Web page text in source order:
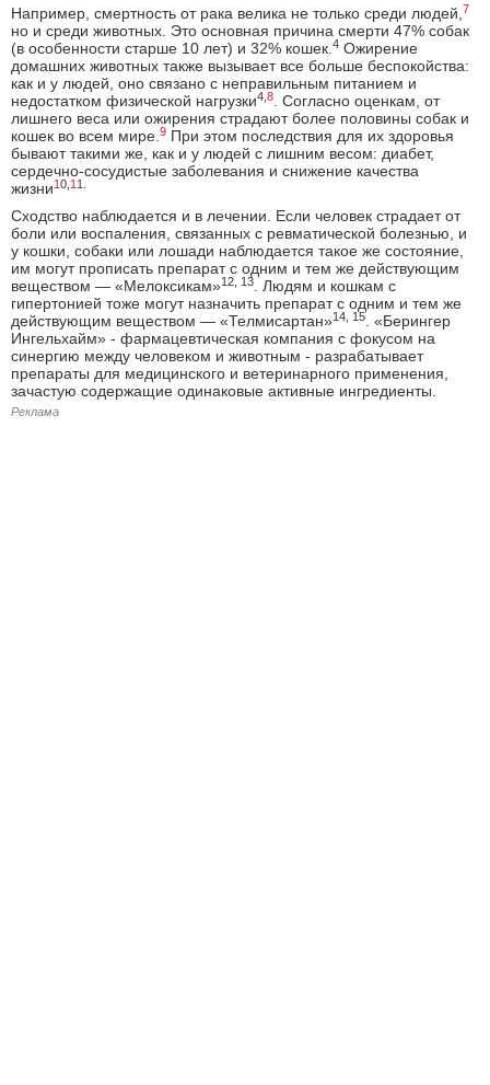
Например, смертность от рака велика не только среди людей, 7
но и среди животных. Это основная причина смерти 47% собак
(в особенности старше 10 лет) и 32% кошек. 4 Ожирение
домашних животных также вызывает все больше беспокойства:
как и у людей, оно связано с неправильным питанием и
недостатком физической нагрузки4 8
. Согласно оценкам, от
лишнего веса или ожирения страдают более половины собак и
кошек во всем мире. 9 При этом последствия для их здоровья
бывают такими же, как и у людей с лишним весом: диабет,
сердечно-сосудистые заболевания и снижение качества
жизни10, 1 1.
Сходство наблюдается и в лечении. Если человек страдает от
боли или воспаления, связанных с ревматической болезнью, и
у кошки, собаки или лошади наблюдается такое же состояние,
им могут прописать препарат с одним и тем же действующим
веществом — «Мелоксикам»12, 13
. Людям и кошкам с
гипертонией тоже могут назначить препарат с одним и тем же
действующим веществом — «Телмисартан»14, 15
. «Берингер
Ингельхайм» - фармацевтическая компания с фокусом на
синергию между человеком и животным - разрабатывает
препараты для медицинского и ветеринарного применения,
зачастую содержащие одинаковые активные ингредиенты.
Реклама